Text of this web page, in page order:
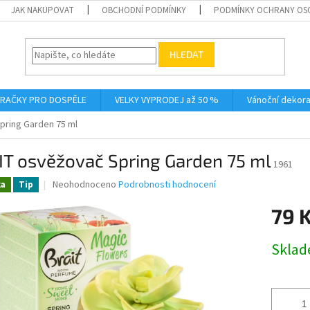
JAK NAKUPOVAT OBCHODNÍ PODMÍNKY PODMÍNKY OCHRANY
HLEDAT
PRO DOSPĚLE VELKY VYPRODEJ až 50 % Vánoční
Garden 75 ml
osvěžovač Spring Garden 75 ml1961
Tip
Průměrné
produktu
je
0,0
z
5
hvězdiček.
Neohodnoceno Podrobnosti hodnocení
79
cena: